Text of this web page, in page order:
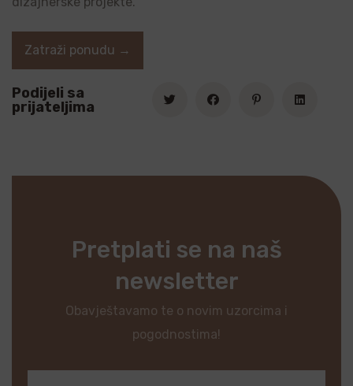
Podijeli sa
prijateljima
Zatraži ponudu →
Pretplati se na naš
newsletter
Obavještavamo te o novim uzorcima i
pogodnostima!